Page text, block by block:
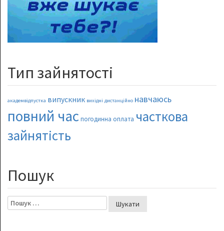
Тип зайнятості
академвідпустка випускник вихідні дистанційно навчаюсь
повний час погодинна оплата часткова
зайнятість
Пошук
Пошук: